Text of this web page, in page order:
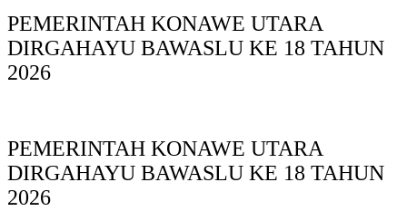
PEMERINTAH KONAWE UTARA
DIRGAHAYU BAWASLU KE 18 TAHUN
2026
PEMERINTAH KONAWE UTARA
DIRGAHAYU BAWASLU KE 18 TAHUN
2026